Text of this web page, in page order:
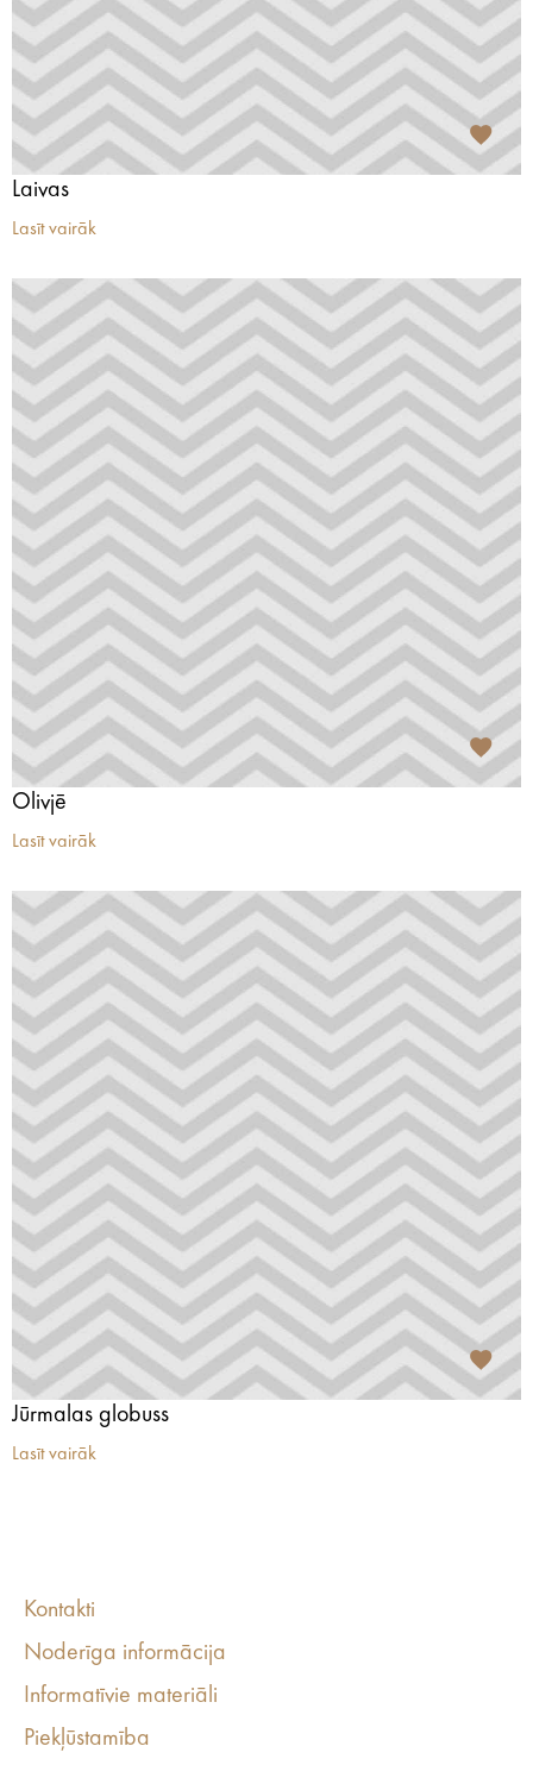
Laivas
Lasīt vairāk
Olivjē
Lasīt vairāk
Jūrmalas globuss
Lasīt vairāk
Kontakti
Noderīga informācija
Informatīvie materiāli
Piekļūstamība